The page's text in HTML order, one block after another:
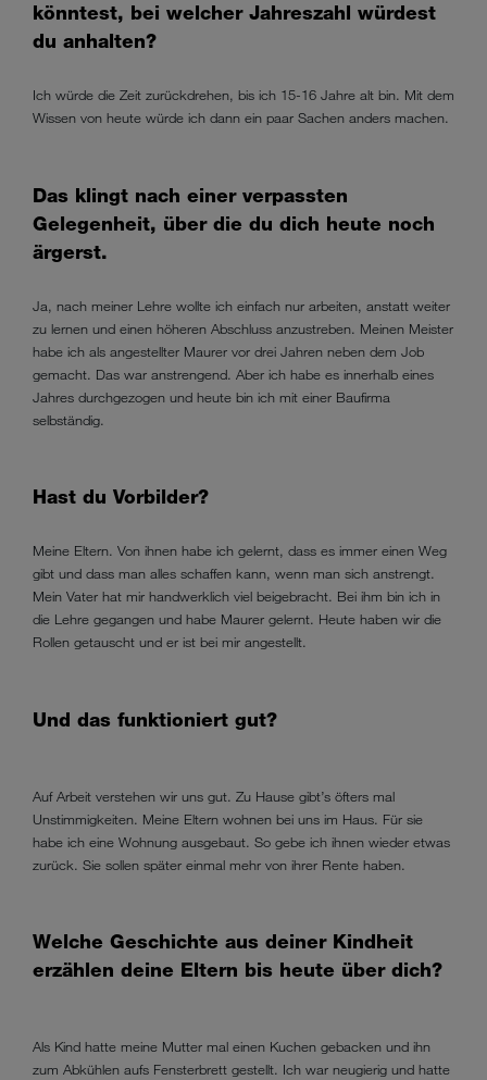
könntest, bei welcher Jahreszahl würdest
du anhalten?
Ich würde die Zeit zurückdrehen, bis ich 15-16 Jahre alt bin. Mit dem
Wissen von heute würde ich dann ein paar Sachen anders machen.
Das klingt nach einer verpassten
Gelegenheit, über die du dich heute noch
ärgerst.
Ja, nach meiner Lehre wollte ich einfach nur arbeiten, anstatt weiter
zu lernen und einen höheren Abschluss anzustreben. Meinen Meister
habe ich als angestellter Maurer vor drei Jahren neben dem Job
gemacht. Das war anstrengend. Aber ich habe es innerhalb eines
Jahres durchgezogen und heute bin ich mit einer Baufirma
selbständig.
Hast du Vorbilder?
Meine Eltern. Von ihnen habe ich gelernt, dass es immer einen Weg
gibt und dass man alles schaffen kann, wenn man sich anstrengt.
Mein Vater hat mir handwerklich viel beigebracht. Bei ihm bin ich in
die Lehre gegangen und habe Maurer gelernt. Heute haben wir die
Rollen getauscht und er ist bei mir angestellt.
Und das funktioniert gut?
Auf Arbeit verstehen wir uns gut. Zu Hause gibt’s öfters mal
Unstimmigkeiten. Meine Eltern wohnen bei uns im Haus. Für sie
habe ich eine Wohnung ausgebaut. So gebe ich ihnen wieder etwas
zurück. Sie sollen später einmal mehr von ihrer Rente haben.
Welche Geschichte aus deiner Kindheit
erzählen deine Eltern bis heute über dich?
Als Kind hatte meine Mutter mal einen Kuchen gebacken und ihn
zum Abkühlen aufs Fensterbrett gestellt. Ich war neugierig und hatte